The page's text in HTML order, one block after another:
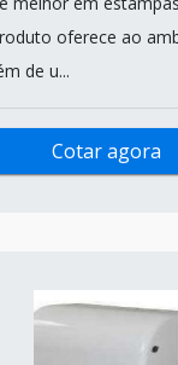
oferece ao
de u...
Cotar agora